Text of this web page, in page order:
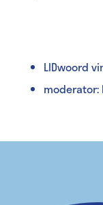
LIDwoord
moderator: